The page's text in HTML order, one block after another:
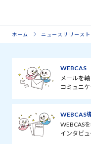
ホーム ニュースリリース
WEBCAS
メールを
コミュニ
WEBCAS
WEBCAS
インタビ